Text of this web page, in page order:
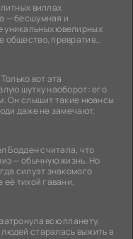
виллах
— бесшумная и
ювелирных
общество, превратив
вот эта
шутку наоборот: его
Он слышит такие нюансы
даже не замечают.
Бодден считала, что
— обычную жизнь. Но
силуэт знакомого
её тихой гавани,
всю планету,
старалась выжить в